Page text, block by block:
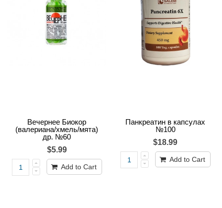
Вечернее Биокор
(валериана/хмель/мята)
др. №60
$5.99
Add to Cart
Панкреатин в капсулах
№100
$18.99
Add to Cart